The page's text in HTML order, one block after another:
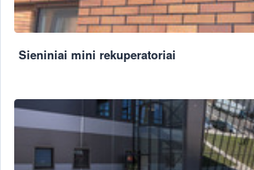
Sieniniai mini rekuperatoriai